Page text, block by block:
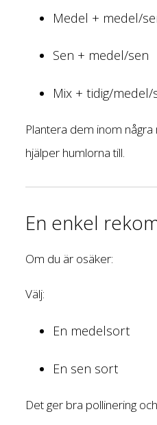
Medel + medel/
Sen + medel/sen
Mix + tidig/medel/
Plantera dem inom
hjälper humlorna till.
En enkel
Om du är osäker:
Välj:
En medelsort
En sen sort
Det ger bra pollinering